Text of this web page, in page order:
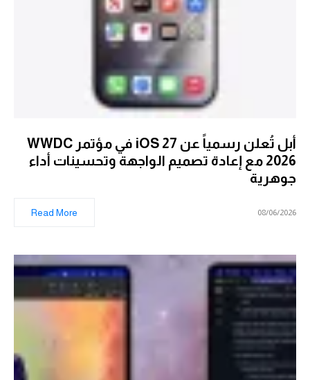
أبل تُعلن رسمياً عن iOS 27 في مؤتمر WWDC
2026 مع إعادة تصميم الواجهة وتحسينات أداء
جوهرية
08/06/2026
Read More